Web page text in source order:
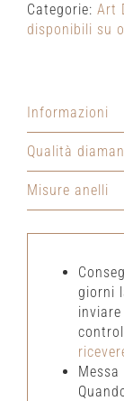
Categorie: Art
disponibili su
Informazioni
Qualità
Misure anelli
giorni